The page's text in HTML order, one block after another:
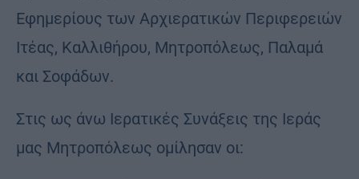
Εφημερίους των Αρχιερατικών Περιφερειών
Ιτέας, Καλλιθήρου, Μητροπόλεως, Παλαμά
και Σοφάδων.
Στις ως άνω Ιερατικές Συνάξεις της Ιεράς
μας Μητροπόλεως ομίλησαν οι: